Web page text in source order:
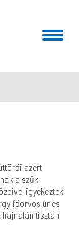
azért
a szűk
igyekeztek
főorvos úr és
hajnalán tisztán